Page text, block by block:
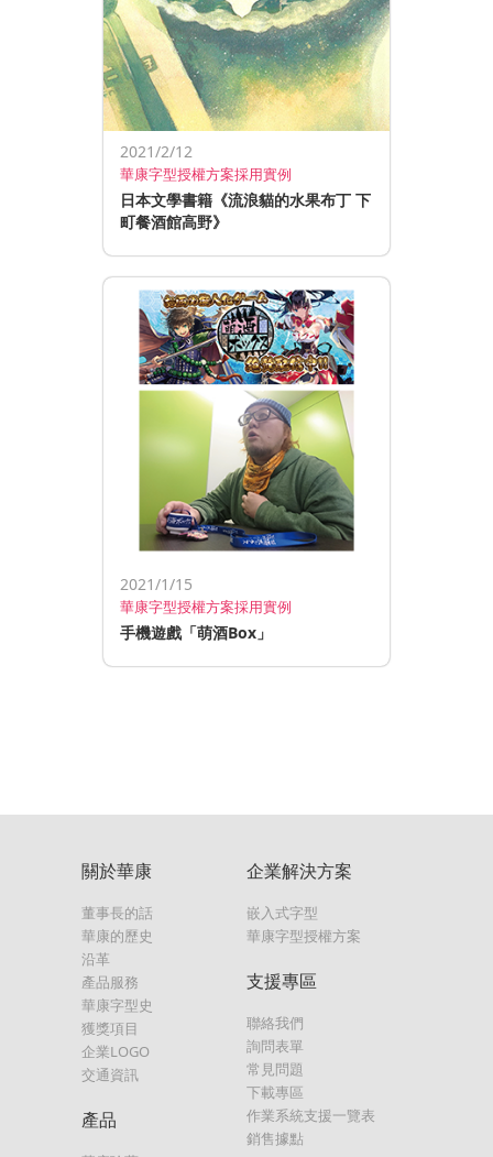
2021/2/12
華康字型授權方案採用實例
日本文學書籍《流浪貓的水果布丁 下
町餐酒館高野》
2021/1/15
華康字型授權方案採用實例
手機遊戲「萌酒Box」
關於華康
董事長的話
華康的歷史
沿革
產品服務
華康字型史
獲獎項目
企業LOGO
交通資訊
產品
企業解決方案
嵌入式字型
華康字型授權方案
支援專區
聯絡我們
詢問表單
常見問題
下載專區
作業系統支援一覽表
銷售據點